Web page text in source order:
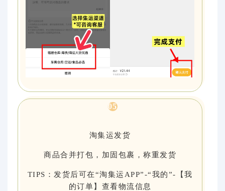
05
淘集运发货
商品合并打包，加固包裹，称重发货
TIPS：发货后可在“淘集运APP”-“我的”-【我
的订单】查看物流信息